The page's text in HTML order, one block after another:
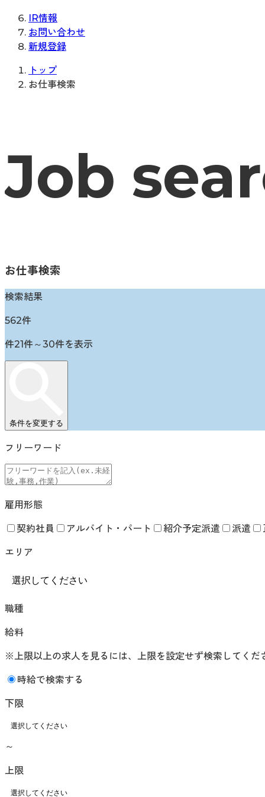
IR情報
お問い合わせ
新規登録
トップ
お仕事検索
Job
お仕事検索
検索結果
562件
件21件～30件を表示
条件を変更する
フリーワード
雇用形態
契約社員 アルバイト・パート 紹介予定派遣 派遣
エリア
職種
給料
※上限以上の求人を見るには、上限を設定せず検索してくだ
時給で検索する
下限
～
上限